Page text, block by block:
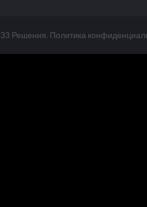
33 Решения. Политика